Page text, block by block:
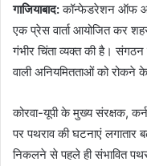
गाजियाबाद:कॉन्फेडरेशन ऑफ आर
एक प्रेस वार्ता आयोजित कर
गंभीर चिंता व्यक्त की है।
वाली अनियमितताओं को रोकने
कोरवा-यूपी के मुख्य संरक्षक,
पर पथराव की घटनाएं लगातार
निकलने से पहले ही संभावित